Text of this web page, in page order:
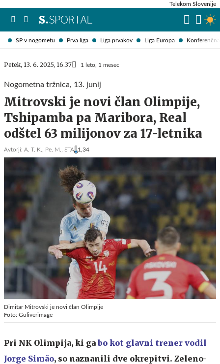
SP v nogometu Prva liga Liga prvakov Liga Europa
Telekom Slovenije
Petek, 13. 6. 2025, 16.37 1 leto, 1 mesec
Nogometna tržnica, 13. junij
Mitrovski je novi član Olimpije,
Tshipamba pa Maribora, Real
odštel 63 milijonov za 17-letnika
Avtorji: A. T. K., Pe. M., STA 1,34
Dimitar Mitrovski je novi član Olimpije
Foto: Guliverimage
Pri NK Olimpija, ki ga bo kot glavni trener vodil
Jorge Simão, so naznanili dve okrepitvi. Zeleno-